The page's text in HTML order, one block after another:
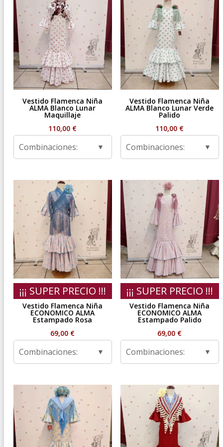
Vestido Flamenca Niña
ALMA Blanco Lunar
Maquillaje
110,00 €
Combinaciones:
Vestido Flamenca Niña
ALMA Blanco Lunar Verde
Palido
110,00 €
Combinaciones:
¡¡¡ SUPER PRECIO !!!
Vestido Flamenca Niña
ECONOMICO ALMA
Estampado Rosa
69,00 €
Combinaciones:
¡¡¡ SUPER PRECIO !!!
Vestido Flamenca Niña
ECONOMICO ALMA
Estampado Palido
69,00 €
Combinaciones: